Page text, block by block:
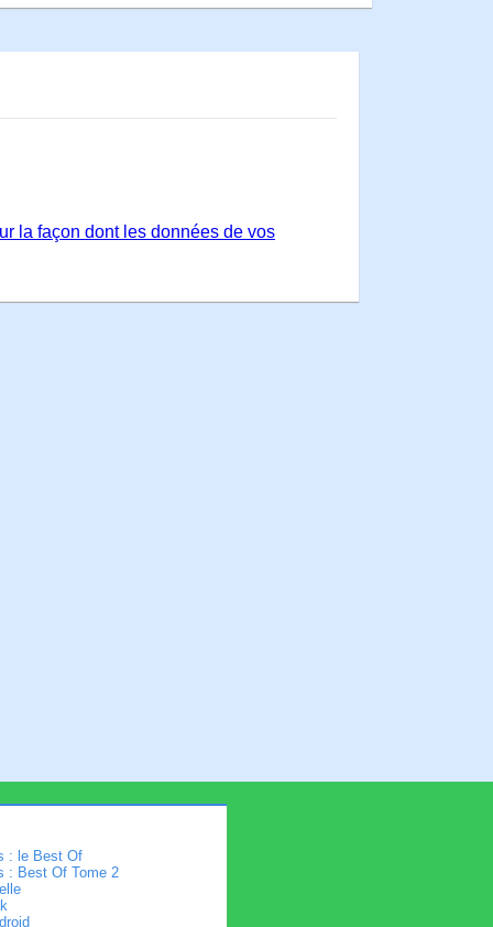
la façon dont les données de vos
: le Best Of
: Best Of Tome 2